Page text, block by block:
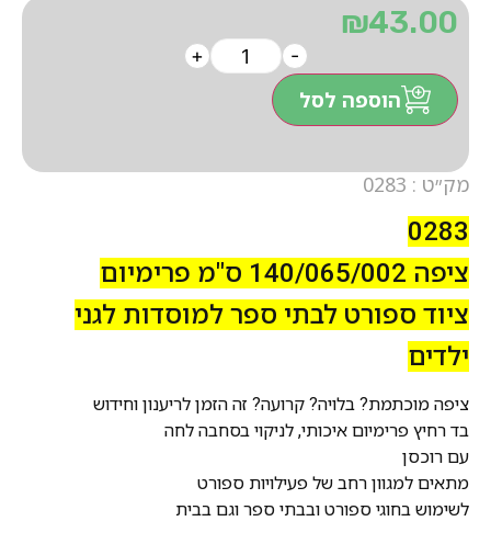
מק״ט : 0283
0283
ציפה 140/065/002 ס"מ פרימיום
ציוד ספורט לבתי ספר למוסדות לגני
ילדים
ציפה מוכתמת? בלויה? קרועה? זה הזמן לריענון וחידוש
בד רחיץ פרימיום איכותי, לניקוי בסחבה לחה
עם רוכסן
מתאים למגוון רחב של פעילויות ספורט
לשימוש בחוגי ספורט ובבתי ספר וגם בבית
₪43.00
-
+
הוספה לסל